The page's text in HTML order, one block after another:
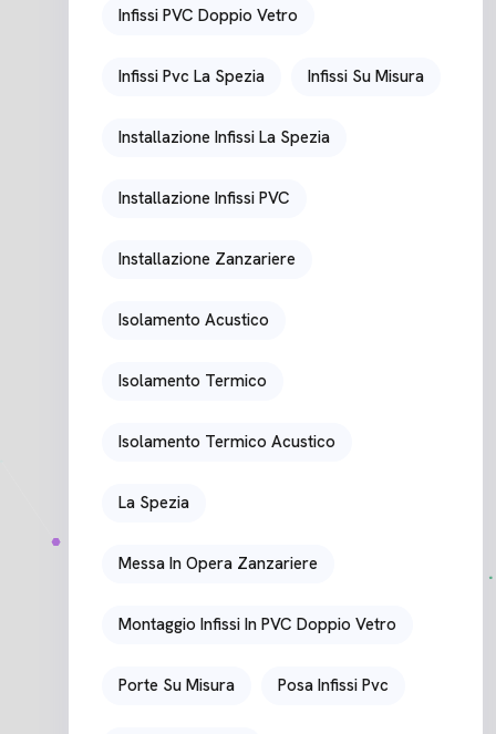
Infissi PVC Doppio Vetro
Infissi Pvc La Spezia Infissi Su Misura
Installazione Infissi La Spezia
Installazione Infissi PVC
Installazione Zanzariere
Isolamento Acustico
Isolamento Termico
Isolamento Termico Acustico
La Spezia
Messa In Opera Zanzariere
Montaggio Infissi In PVC Doppio Vetro
Porte Su Misura Posa Infissi Pvc